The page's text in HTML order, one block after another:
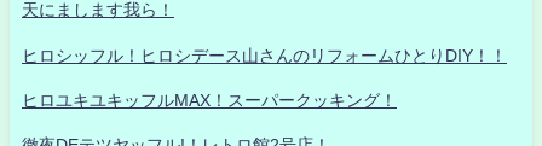
天にまします我ら！
ヒロシッフル！ヒロシデース山さんのリフォームひとりDIY！！
ヒロユキユキッフルMAX！スーパークッキング！